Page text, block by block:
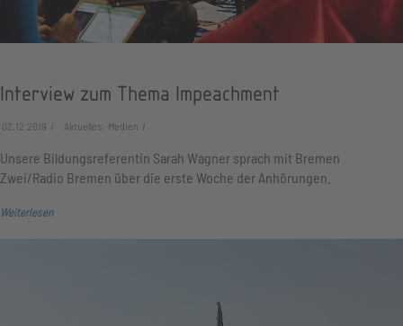
Interview zum Thema Impeachment
02.12.2019 Aktuelles, Medien
Unsere Bildungsreferentin Sarah Wagner sprach mit Bremen
Zwei/Radio Bremen über die erste Woche der Anhörungen.
Weiterlesen